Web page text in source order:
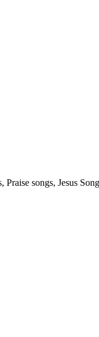
songs, Jesus